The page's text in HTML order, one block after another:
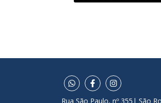
Rua São Paulo, nº 355| São